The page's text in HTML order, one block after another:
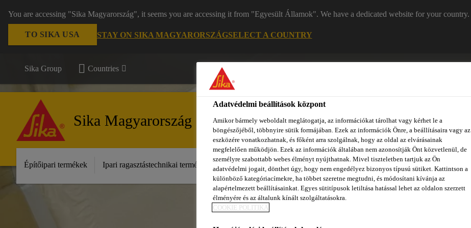
You are accessing "Sika Magyarország", it seems you are accessing it from "Egyesült Államok". We have a dedicated website for your country.
TO SIKA USA STAY ON SIKA MAGYARORSZÁGSELECT A COUNTRY
Sika Group Countries
Sika Magyarország
Építőipari termékek Ipari ragasztástechnikai termékek Színpont Homlokzattervező Dokumentumok REACH Rólunk
Adatvédelmi beállítások központ
Amikor bármely weboldalt meglátogatja, az információkat tárolhat vagy kérhet le a
böngészőjéből, többnyire sütik formájában. Ezek az információk Önre, a beállításaira vagy az
eszközére vonatkozhatnak, és főként arra szolgálnak, hogy az oldal az elvárásainak
megfelelően működjön. Ezek az információk általában nem azonosítják Önt közvetlenül, de
személyre szabottabb webes élményt nyújthatnak. Mivel tiszteletben tartjuk az Ön
adatvédelmi jogait, dönthet úgy, hogy nem engedélyez bizonyos típusú sütiket. Kattintson a
különböző kategóriacímekre, ha többet szeretne megtudni, és módosítani kívánja az
alapértelmezett beállításainkat. Egyes sütitípusok letiltása hatással lehet az oldalon szerzett
élményére és az általunk kínált szolgáltatásokra.
COOKIE POLITIKA